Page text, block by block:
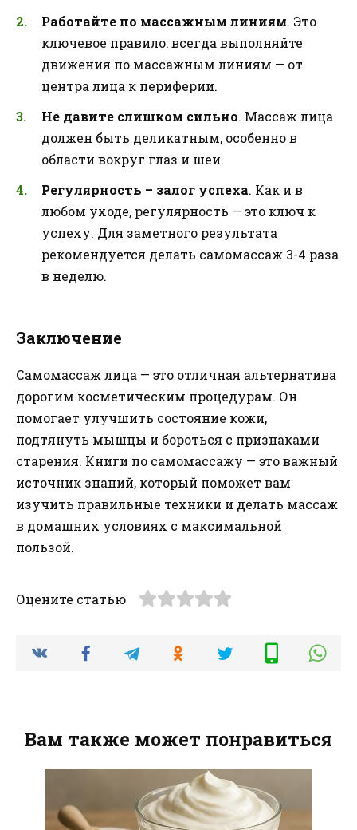
Работайте по массажным линиям. Это
ключевое правило: всегда выполняйте
движения по массажным линиям — от
центра лица к периферии.
Не давите слишком сильно. Массаж лица
должен быть деликатным, особенно в
области вокруг глаз и шеи.
Регулярность – залог успеха. Как и в
любом уходе, регулярность — это ключ к
успеху. Для заметного результата
рекомендуется делать самомассаж 3-4 раза
в неделю.
Заключение
Самомассаж лица — это отличная альтернатива
дорогим косметическим процедурам. Он
помогает улучшить состояние кожи,
подтянуть мышцы и бороться с признаками
старения. Книги по самомассажу — это важный
источник знаний, который поможет вам
изучить правильные техники и делать массаж
в домашних условиях с максимальной
пользой.
Оцените статью
Вам также может понравиться